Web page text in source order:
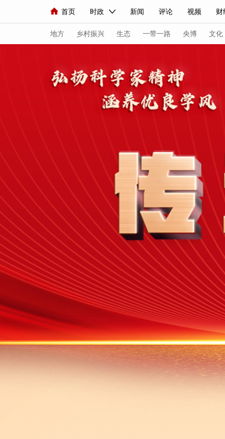
首页 时政 新闻 评论 视频 财
人民领袖习近平 联播+ 中国领导人 央视快评
直播 栏目大全 节目单 听音 微视频
海外频道 iPanda English Монгол
地方 乡村振兴 生态 一带一路 央博 文化
总台春晚 网络春晚 共产党员网
国际 评论 经济 军事
小央视频 小央直播 直播中国
比划 快看 蓝海中国
体育 直播 竞猜 2026年世界杯
VIP会员 CCTV奥林匹克频道 生活体育大
财经 教育 乡村振兴 生态环境 一
大国智造 大国展会 大国保险 云顶对话
CCTV.节目官网 节目单 栏目